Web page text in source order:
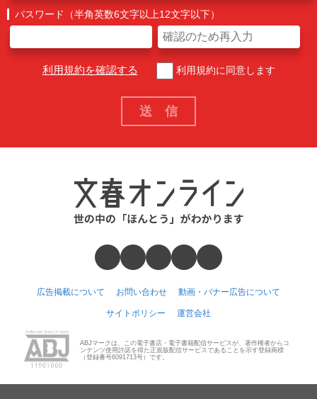
パスワード（半角英数6文字以上12文字以下）
利用規約を確認する 利用規約に同意します
広告掲載について お問い合わせ 動画・バナー広告について
サイトポリシー 運営会社
ABJマークは、この電子書店・電子書籍配信サービスが、著作権者からコ
ンテンツ使用許諾を得た正規版配信サービスであることを示す登録商標
（登録番号6091713号）です。